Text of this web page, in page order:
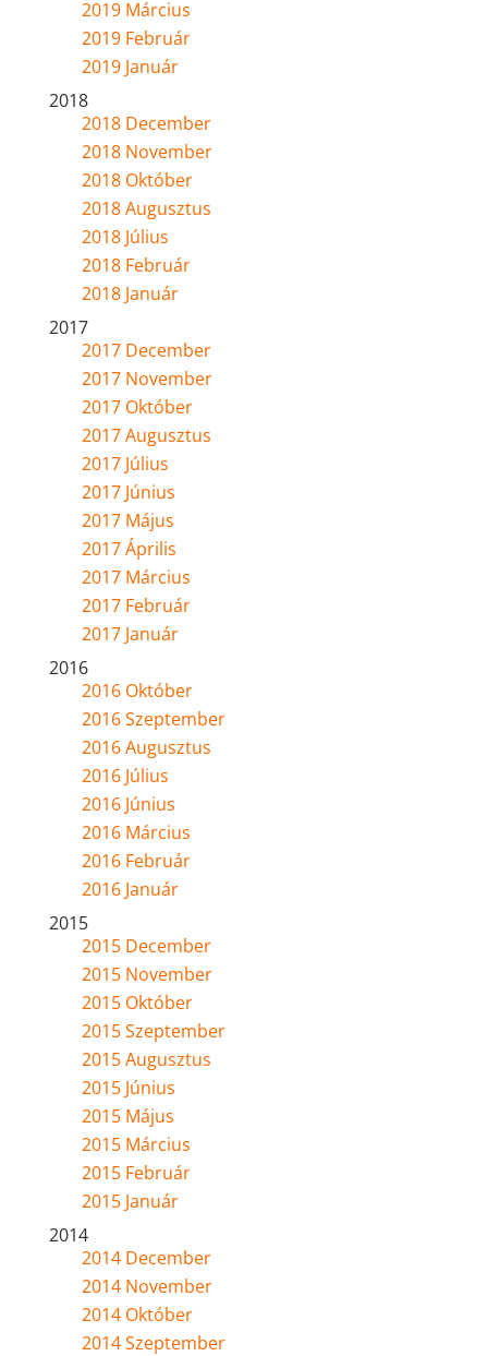
2019 Március
2019 Február
2019 Január
2018
2018 December
2018 November
2018 Október
2018 Augusztus
2018 Július
2018 Február
2018 Január
2017
2017 December
2017 November
2017 Október
2017 Augusztus
2017 Július
2017 Június
2017 Május
2017 Április
2017 Március
2017 Február
2017 Január
2016
2016 Október
2016 Szeptember
2016 Augusztus
2016 Július
2016 Június
2016 Március
2016 Február
2016 Január
2015
2015 December
2015 November
2015 Október
2015 Szeptember
2015 Augusztus
2015 Június
2015 Május
2015 Március
2015 Február
2015 Január
2014
2014 December
2014 November
2014 Október
2014 Szeptember